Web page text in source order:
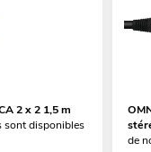
2 x 2 1,5 m
sont disponibles
de